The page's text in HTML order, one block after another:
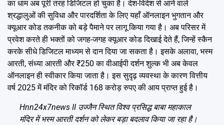
का धाम अब पूरी तरह डिजिटल हो चुका है। देश-विदेश से आने वाले
श्रद्धालुओं की सुविधा और पारदर्शिता के लिए यहाँ ऑनलाइन भुगतान और
क्यूआर कोड तकनीक को बड़े पैमाने पर लागू किया गया है। अब परिसर में
प्रवेश करते ही भक्तों को जगह-जगह क्यूआर कोड दिखाई देते हैं, जिन्हें स्कैन
करके सीधे डिजिटल माध्यम से दान दिया जा सकता है। इसके अलावा, भस्म
आरती, संध्या आरती और ₹250 का वीआईपी दर्शन शुल्क भी अब केवल
ऑनलाइन ही स्वीकार किया जाता है। इस सुदृढ़ व्यवस्था के कारण वित्तीय
वर्ष 2025 में मंदिर को रिकॉर्ड 168 करोड़ रुपए की आय प्राप्त हुई है।
Hnn24x7news II उज्जैन स्थित विश्व प्रसिद्ध बाबा महाकाल
मंदिर में भस्म आरती दर्शन को लेकर बड़ा बदलाव किया जा रहा है।